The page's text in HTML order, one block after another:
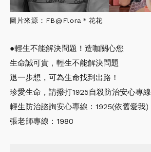
圖片來源：FB@Flora＊花花
●輕生不能解決問題！造咖關心您
生命誠可貴，輕生不能解決問題
退一步想，可為生命找到出路！
珍愛生命，請撥打1925自殺防治安心專線
輕生防治諮詢安心專線：1925(依舊愛我)
張老師專線：1980